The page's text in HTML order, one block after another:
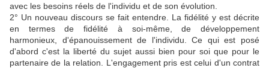
avec les besoins réels de l'individu et de son évolution.
2° Un nouveau discours se fait entendre. La fidélité y est décrite
en termes de fidélité à soi-même, de développement
harmonieux, d'épanouissement de l'individu. Ce qui est posé
d'abord c'est la liberté du sujet aussi bien pour soi que pour le
partenaire de la relation. L'engagement pris est celui d'un contrat